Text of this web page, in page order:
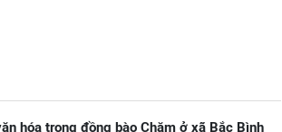
hóa trong đồng bào Chăm ở xã Bắc Bình